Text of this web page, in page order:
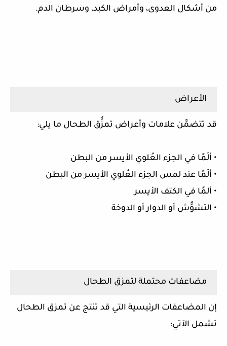
من أشكال العدوى، وأمراض الكبد، وسرطان الدم.
الأعراض
قد تتضمَّن علامات وأعراض تمزُّق الطحال ما يلي:
• ألَمًا في الجزء العُلوي الأيسر من البطن
• ألَمًا عند لمس الجزء العُلوي الأيسر من البطن
• ألمًا في الكتف الأيسر
• التشوُّش أو الدوار أو الدوخة
مضاعفات محتملة لتمزق الطحال
إن المضاعفات الرئيسية التي قد تنتج عن تمزق الطحال
تشمل الآتي: